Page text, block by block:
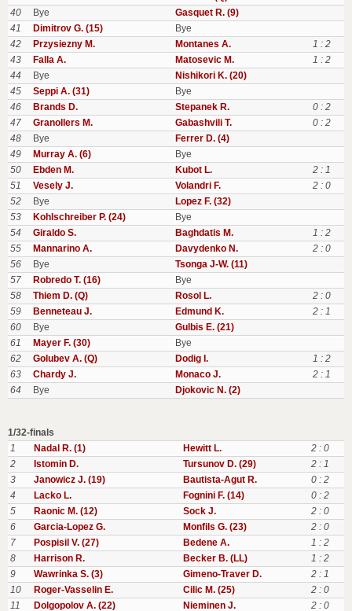
40
Bye
Gasquet R. (9)
41
Dimitrov G. (15)
Bye
42
Przysiezny M. Montanes A.
1 : 2
43
Falla A. Matosevic M.
1 : 2
44
Bye
Nishikori K. (20)
45
Seppi A. (31)
Bye
46
Brands D. Stepanek R.
0 : 2
47
Granollers M. Gabashvili T.
0 : 2
48
Bye
Ferrer D. (4)
49
Murray A. (6)
Bye
50
Ebden M. Kubot L.
2 : 1
51
Vesely J. Volandri F.
2 : 0
52
Bye
Lopez F. (32)
53
Kohlschreiber P. (24)
Bye
54
Giraldo S. Baghdatis M.
1 : 2
55
Mannarino A. Davydenko N.
2 : 0
56
Bye
Tsonga J-W. (11)
57
Robredo T. (16)
Bye
58
Thiem D. (Q) Rosol L.
2 : 0
59
Benneteau J. Edmund K.
2 : 1
60
Bye
Gulbis E. (21)
61
Mayer F. (30)
Bye
62
Golubev A. (Q) Dodig I.
1 : 2
63
Chardy J. Monaco J.
2 : 1
64
Bye Djokovic N. (2)
1/32-finals
1
Nadal R. (1) Hewitt L.
2 : 0
2
Istomin D. Tursunov D. (29)
2 : 1
3
Janowicz J. (19) Bautista-Agut R.
0 : 2
4
Lacko L. Fognini F. (14)
0 : 2
5
Raonic M. (12) Sock J.
2 : 0
6
Garcia-Lopez G. Monfils G. (23)
2 : 0
7
Pospisil V. (27) Bedene A.
1 : 2
8
Harrison R. Becker B. (LL)
1 : 2
9
Wawrinka S. (3) Gimeno-Traver D.
2 : 1
10
Roger-Vasselin E. Cilic M. (25)
2 : 0
11
Dolgopolov A. (22) Nieminen J.
2 : 0